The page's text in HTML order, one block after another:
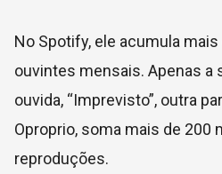
No Spotify, ele acumula
ouvintes mensais. Apenas a
ouvida, “Imprevisto”, outra
Oproprio, soma mais de 200
reproduções.